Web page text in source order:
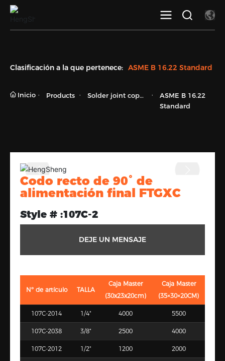
Clasificación a la que pertenece: ASME B 16.22 Standard
Inicio Products
Solder joint copp
ASME B 16.22
Standard
Codo recto de 90° de
alimentación final FTGXC
Style # :107C-2
DEJE UN MENSAJE
Nº de artículo TALLA
Caja Master
(30x23x20cm)
Caja Master
(35×30×20CM)
107C-2014 1/4" 4000 5500
107C-2038 3/8" 2500 4000
107C-2012 1/2" 1200 2000